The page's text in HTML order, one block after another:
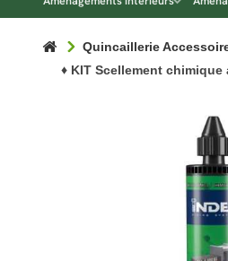
Quincaillerie
♦ KIT Scellement